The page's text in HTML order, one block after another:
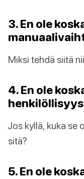
3. En ole
Miksi tehdä siitä
4. En ole
Jos kyllä, kuka se
sitä?
5. En ole